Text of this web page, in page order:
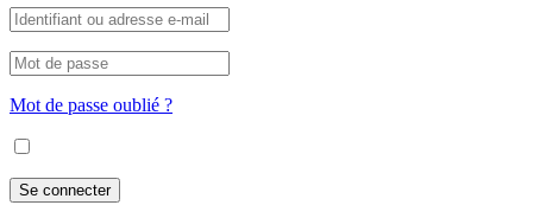
Mot de passe oublié ?